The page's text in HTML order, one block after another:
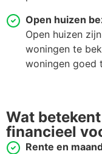
Open huizen
Open huizen
woningen te
woningen goed
Wat
financieel
Rente en